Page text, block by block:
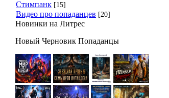
Стимпанк [15]
Видео про попаданцев [20]
Новинки на Литрес
Новый Черновик Попаданцы